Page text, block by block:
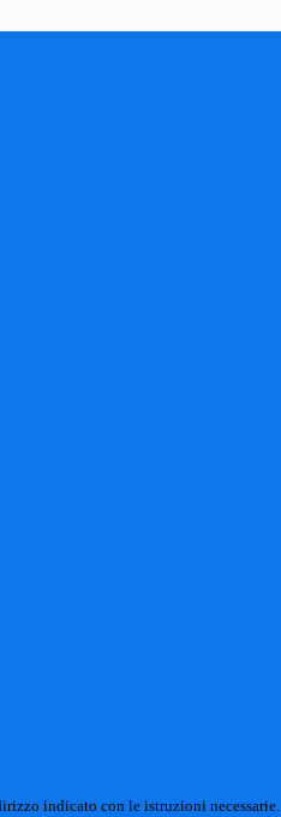
indicato con le istruzioni necessarie.